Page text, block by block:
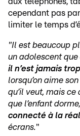
cependant pas
limiter le temps
"Il est beaucoup
un adolescent que
il n’est jamais
lorsqu’on aime
qu’il veut, mais
que l’enfant
connecté à la
écrans."